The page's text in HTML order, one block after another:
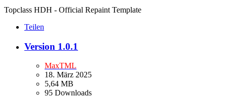
Topclass HDH - Official Repaint Template
Teilen
Version 1.0.1
MaxTML
18. März 2025
5,64 MB
95 Downloads